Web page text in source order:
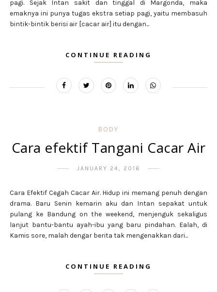
pagi. Sejak Intan sakit dan tinggal di Margonda, maka
emaknya ini punya tugas ekstra setiap pagi, yaitu membasuh
bintik-bintik berisi air [cacar air] itu dengan...
CONTINUE READING
BODY
Cara efektif Tangani Cacar Air
JANUARY 24, 2016
Cara Efektif Cegah Cacar Air. Hidup ini memang penuh dengan
drama. Baru Senin kemarin aku dan Intan sepakat untuk
pulang ke Bandung on the weekend, menjenguk sekaligus
lanjut bantu-bantu ayah-ibu yang baru pindahan. Ealah, di
Kamis sore, malah dengar berita tak mengenakkan dari...
CONTINUE READING